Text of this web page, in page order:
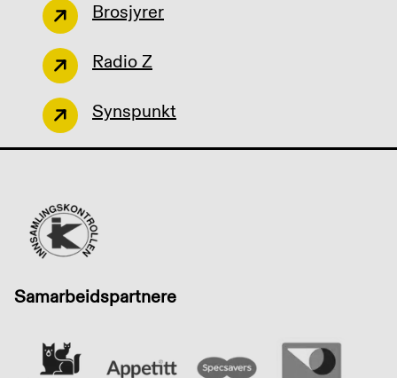
Brosjyrer
Radio Z
Synspunkt
Samarbeidspartnere